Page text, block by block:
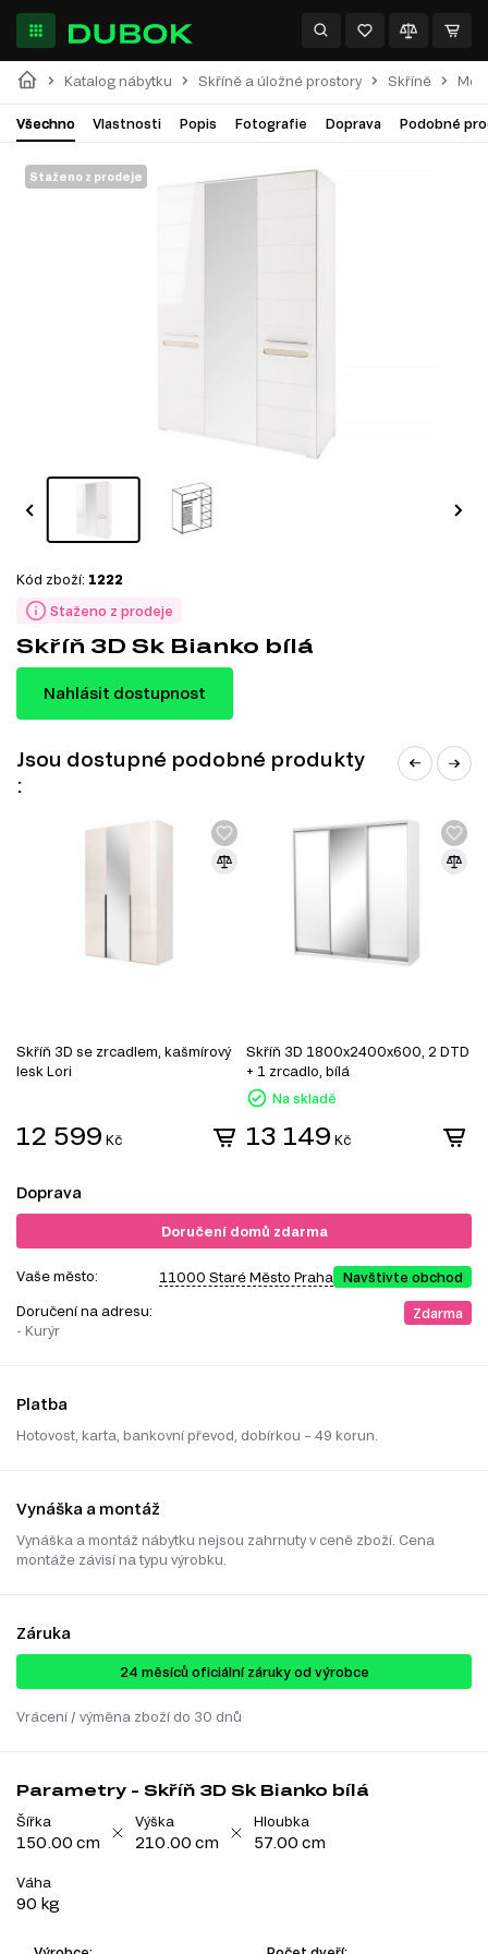
Katalog nábytku Skříně a úložné prostory Skříně
Všechno Vlastnosti Popis Fotografie Doprava Podobné
Staženo z prodeje
Staženo z prodeje
Kód zboží: 1222
Skříň 3D Sk Bianko bílá
Nahlásit dostupnost
Jsou dostupné podobné produkty
:
Skříň 3D se zrcadlem, kašmírový
lesk Lori
12 599 Kč
Skříň 3D 1800x2400x600, 2 DTD
+ 1 zrcadlo, bílá
Na skladě
13 149 Kč
Doprava
Doručení domů zdarma
Vaše město: 11000 Staré Město Praha Navštivte obchod
Doručení na adresu:
- Kurýr
Zdarma
Platba
Hotovost, karta, bankovní převod, dobírkou – 49 korun.
Vynáška a montáž
Vynáška a montáž nábytku nejsou zahrnuty v ceně zboží. Cena
montáže závisí na typu výrobku.
Záruka
24 ​​​​měsíců oficiální záruky od výrobce
Vrácení / výměna zboží do 30 dnů
Parametry - Skříň 3D Sk Bianko bílá
Šířka
150.00 cm
Výška
210.00 cm
Hloubka
57.00 cm
Váha
90 kg